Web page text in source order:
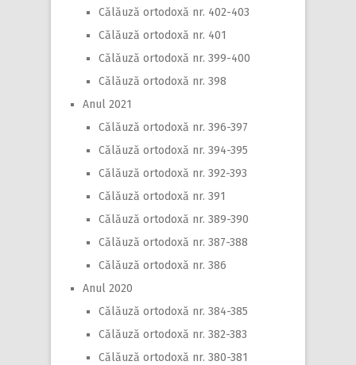
Călăuză ortodoxă nr. 402-403
Călăuză ortodoxă nr. 401
Călăuză ortodoxă nr. 399-400
Călăuză ortodoxă nr. 398
Anul 2021
Călăuză ortodoxă nr. 396-397
Călăuză ortodoxă nr. 394-395
Călăuză ortodoxă nr. 392-393
Călăuză ortodoxă nr. 391
Călăuză ortodoxă nr. 389-390
Călăuză ortodoxă nr. 387-388
Călăuză ortodoxă nr. 386
Anul 2020
Călăuză ortodoxă nr. 384-385
Călăuză ortodoxă nr. 382-383
Călăuză ortodoxă nr. 380-381